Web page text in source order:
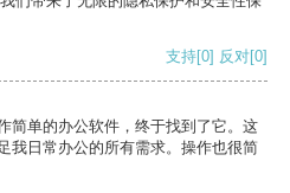
支持[0] 反对[0]
简单的办公软件，终于找到了它。这
我日常办公的所有需求。操作也很简